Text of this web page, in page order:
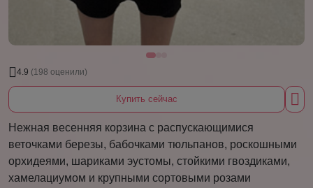
4.9 (198 оценили)
Купить сейчас
Нежная весенняя корзина с распускающимися
веточками березы, бабочками тюльпанов, роскошными
орхидеями, шариками эустомы, стойкими гвоздиками,
хамелациумом и крупными сортовыми розами